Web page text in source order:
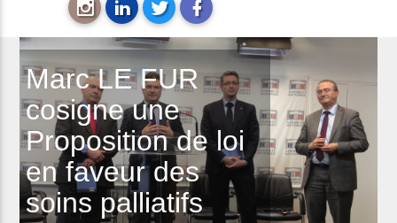
Marc LE FUR
cosigne une
Proposition de loi
en faveur des
soins palliatifs